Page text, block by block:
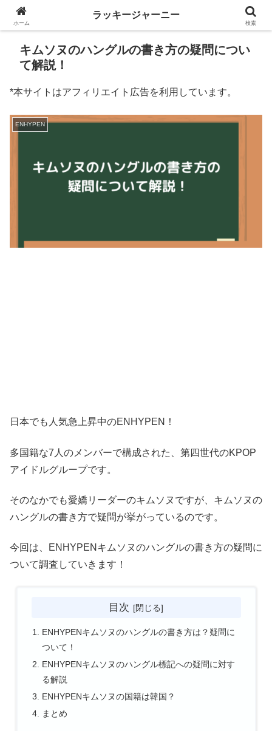
キムソヌのハングルの書き方の疑問につい
て解説！
*本サイトはアフィリエイト広告を利用しています。
ENHYPEN
日本でも人気急上昇中のENHYPEN！
多国籍な7人のメンバーで構成された、第四世代のKPOP
アイドルグループです。
そのなかでも愛嬌リーダーのキムソヌですが、キムソヌの
ハングルの書き方で疑問が挙がっているのです。
今回は、ENHYPENキムソヌのハングルの書き方の疑問に
ついて調査していきます！
目次
ENHYPENキムソヌのハングルの書き方は？疑問に
ついて！
ENHYPENキムソヌのハングル標記への疑問に対す
る解説
ENHYPENキムソヌの国籍は韓国？
まとめ
ホーム
ラッキージャーニー
検索